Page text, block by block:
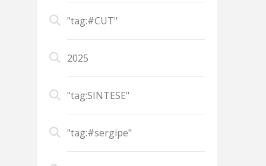
"tag:#CUT"
2025
"tag:SINTESE"
"tag:#sergipe"